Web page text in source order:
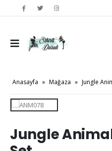
Anasayfa » Mağaza » Jungle
Jungle